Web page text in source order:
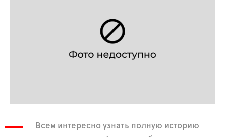
Всем интересно узнать полную историю